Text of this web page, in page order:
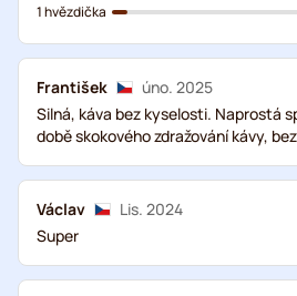
1 hvězdička
František
úno. 2025
Silná, káva bez kyselosti. Naprostá
době skokového zdražování kávy,
Václav
Lis. 2024
Super